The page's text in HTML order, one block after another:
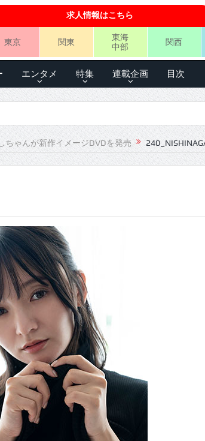
求人情報はこちら
東京 関東
東海
中部
関西
エンタメ 特集 連載企画 目次
ゃんが新作イメージDVDを発売